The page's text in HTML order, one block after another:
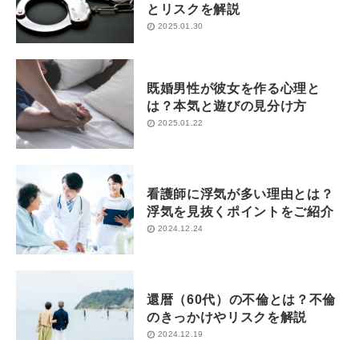
とリスクを解説
2025.01.30
既婚男性が彼女を作る心理と
は？本気と遊びの見分け方
2025.01.22
看護師に浮気が多い理由とは？
浮気を見抜くポイントをご紹介
2024.12.24
還暦（60代）の不倫とは？不倫
のきっかけやリスクを解説
2024.12.19